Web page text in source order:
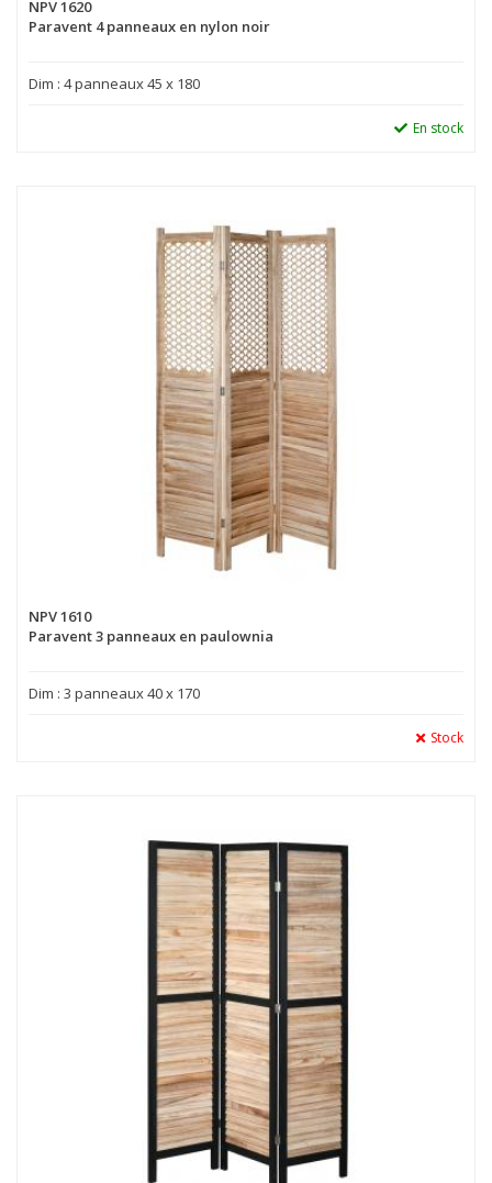
NPV 1620
Paravent 4 panneaux en nylon noir
Dim : 4 panneaux 45 x 180
En stock
NPV 1610
Paravent 3 panneaux en paulownia
Dim : 3 panneaux 40 x 170
Stock